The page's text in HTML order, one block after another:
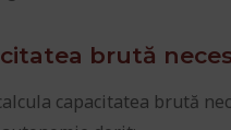
brută
capacitatea brută